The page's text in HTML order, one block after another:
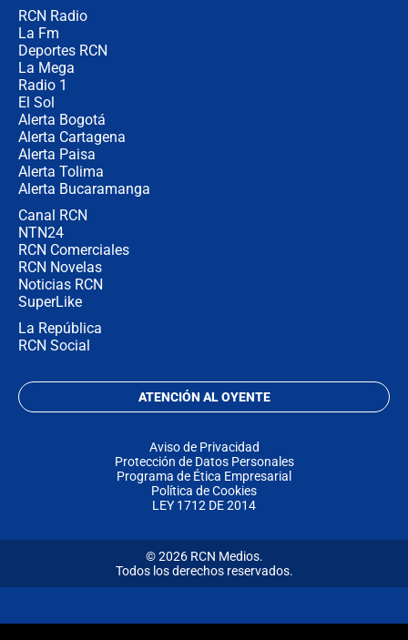
RCN Radio
La Fm
Deportes RCN
La Mega
Radio 1
El Sol
Alerta Bogotá
Alerta Cartagena
Alerta Paisa
Alerta Tolima
Alerta Bucaramanga
Canal RCN
NTN24
RCN Comerciales
RCN Novelas
Noticias RCN
SuperLike
La República
RCN Social
ATENCIÓN AL OYENTE
Aviso de Privacidad
Protección de Datos Personales
Programa de Ética Empresarial
Política de Cookies
LEY 1712 DE 2014
© 2026 RCN Medios.
Todos los derechos reservados.